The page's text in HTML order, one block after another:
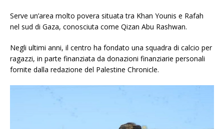
Serve un’area molto povera situata tra Khan Younis e Rafah
nel sud di Gaza, conosciuta come Qizan Abu Rashwan.
Negli ultimi anni, il centro ha fondato una squadra di calcio per
ragazzi, in parte finanziata da donazioni finanziarie personali
fornite dalla redazione del Palestine Chronicle.